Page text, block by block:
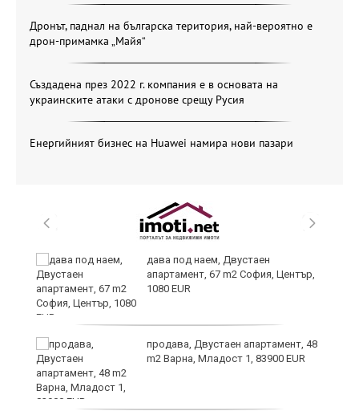
Дронът, паднал на българска територия, най-вероятно е
дрон-примамка „Майя“
Създадена през 2022 г. компания е в основата на
украинските атаки с дронове срещу Русия
Енергийният бизнес на Huawei намира нови пазари
дава под наем, Двустаен
апартамент, 67 m2 София, Център,
1080 EUR
продава, Двустаен апартамент, 48
m2 Варна, Младост 1, 83900 EUR